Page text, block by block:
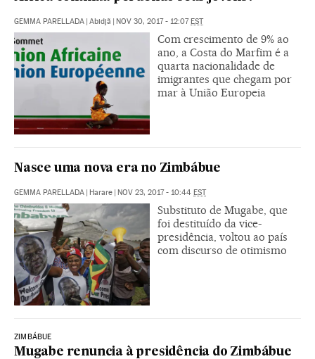
GEMMA PARELLADA | Abidjã | NOV 30, 2017 - 12:07EST
Com crescimento de 9% ao
ano, a Costa do Marfim é a
quarta nacionalidade de
imigrantes que chegam por
mar à União Europeia
Nasce uma nova era no Zimbábue
GEMMA PARELLADA | Harare | NOV 23, 2017 - 10:44 EST
Substituto de Mugabe, que
foi destituído da vice-
presidência, voltou ao país
com discurso de otimismo
ZIMBÁBUE
Mugabe renuncia à presidência do Zimbábue